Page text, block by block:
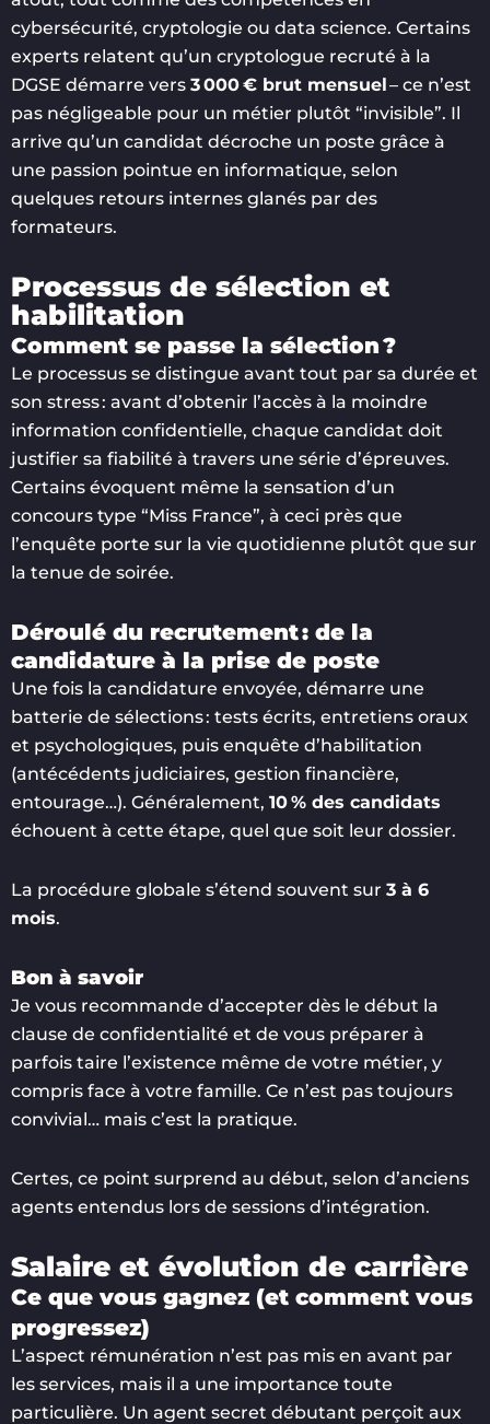
cybersécurité, cryptologie ou data science. Certains
experts relatent qu’un cryptologue recruté à la
DGSE démarre vers 3 000 € brut mensuel– ce n’est
pas négligeable pour un métier plutôt “invisible”. Il
arrive qu’un candidat décroche un poste grâce à
une passion pointue en informatique, selon
quelques retours internes glanés par des
formateurs.
Processus de sélection et
habilitation
Comment se passe la sélection ?
Le processus se distingue avant tout par sa durée et
son stress : avant d’obtenir l’accès à la moindre
information confidentielle, chaque candidat doit
justifier sa fiabilité à travers une série d’épreuves.
Certains évoquent même la sensation d’un
concours type “Miss France”, à ceci près que
l’enquête porte sur la vie quotidienne plutôt que sur
la tenue de soirée.
Déroulé du recrutement : de la
candidature à la prise de poste
Une fois la candidature envoyée, démarre une
batterie de sélections : tests écrits, entretiens oraux
et psychologiques, puis enquête d’habilitation
(antécédents judiciaires, gestion financière,
entourage…). Généralement, 10 % des candidats
échouent à cette étape, quel que soit leur dossier.
La procédure globale s’étend souvent sur 3 à 6
mois.
Bon à savoir
Je vous recommande d’accepter dès le début la
clause de confidentialité et de vous préparer à
parfois taire l’existence même de votre métier, y
compris face à votre famille. Ce n’est pas toujours
convivial… mais c’est la pratique.
Certes, ce point surprend au début, selon d’anciens
agents entendus lors de sessions d’intégration.
Salaire et évolution de carrière
Ce que vous gagnez (et comment vous
progressez)
L’aspect rémunération n’est pas mis en avant par
les services, mais il a une importance toute
particulière. Un agent secret débutant perçoit aux